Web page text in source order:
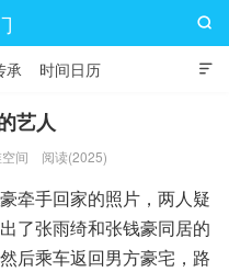

承 时间日历

艺人
间 阅读(2025)
牵手回家的照片，两人疑
了张雨绮和张钱豪同居的
后乘车返回男方豪宅，路